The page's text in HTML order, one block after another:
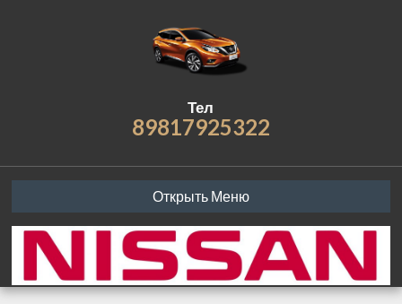
Тел
89817925322
Открыть Меню